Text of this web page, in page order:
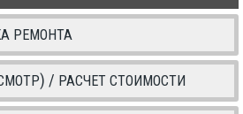
РЕМОНТА
) / РАСЧЕТ СТОИМОСТИ